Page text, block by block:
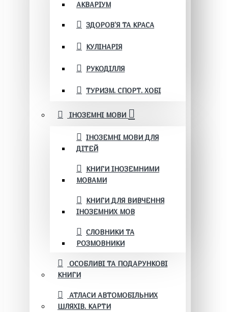
АКВАРІУМ
ЗДОРОВ'Я ТА КРАСА
КУЛІНАРІЯ
РУКОДІЛЛЯ
ТУРИЗМ. СПОРТ. ХОБІ
ІНОЗЕМНІ МОВИ
ІНОЗЕМНІ МОВИ ДЛЯ
ДІТЕЙ
КНИГИ ІНОЗЕМНИМИ
МОВАМИ
КНИГИ ДЛЯ ВИВЧЕННЯ
ІНОЗЕМНИХ МОВ
СЛОВНИКИ ТА
РОЗМОВНИКИ
ОСОБЛИВІ ТА ПОДАРУНКОВІ
КНИГИ
АТЛАСИ АВТОМОБІЛЬНИХ
ШЛЯХІВ. КАРТИ